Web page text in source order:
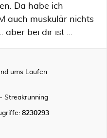
Da habe ich
auch muskulär nichts
aber bei dir ist ...
ums Laufen
Streakrunning
8230293